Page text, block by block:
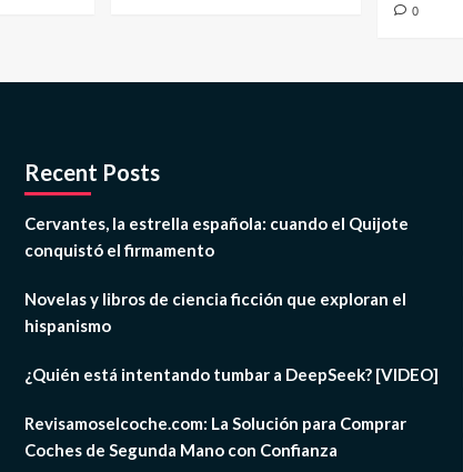
0
Recent Posts
Cervantes, la estrella española: cuando el Quijote
conquistó el firmamento
Novelas y libros de ciencia ficción que exploran el
hispanismo
¿Quién está intentando tumbar a DeepSeek? [VIDEO]
Revisamoselcoche.com: La Solución para Comprar
Coches de Segunda Mano con Confianza